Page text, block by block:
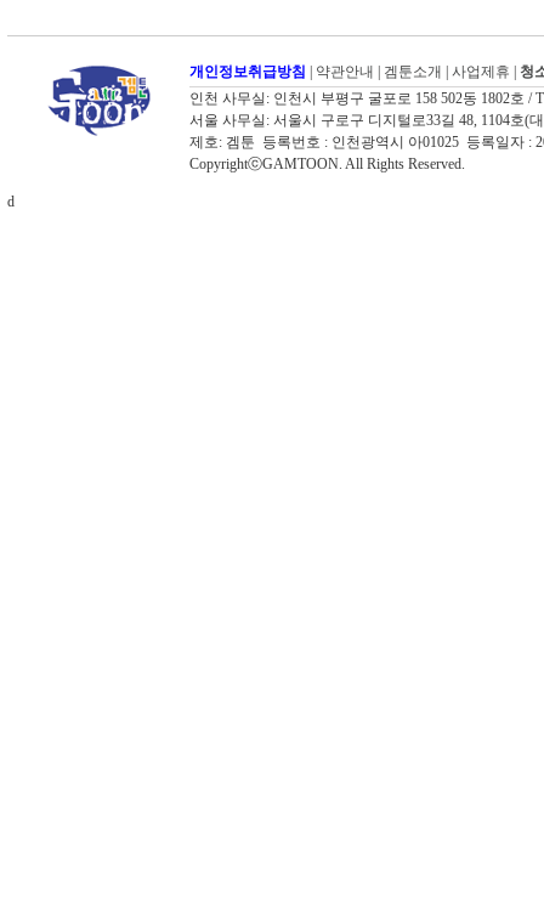
개인정보취급방침 약관안내 겜툰소개 사업제휴
청
인천 사무실: 인천시 부평구 굴포로 158 502동 1802호 /
서울 사무실: 서울시 구로구 디지털로33길 48, 1104호(
제호: 겜툰 등록번호 : 인천광역시 아01025 등록일자 :
CopyrightⓒGAMTOON. All Rights Reserved.
d